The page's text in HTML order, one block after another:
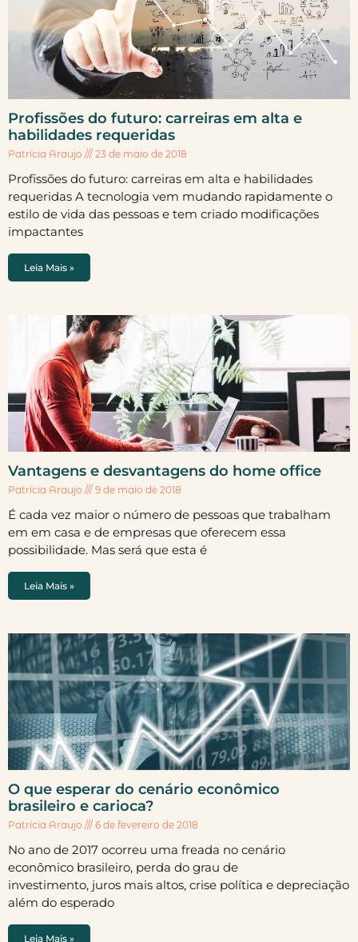
Profissões do futuro: carreiras em alta e
habilidades requeridas
Patrícia Araujo 23 de maio de 2018
Profissões do futuro: carreiras em alta e habilidades
requeridas A tecnologia vem mudando rapidamente o
estilo de vida das pessoas e tem criado modificações
impactantes
Leia Mais »
Vantagens e desvantagens do home office
Patrícia Araujo 9 de maio de 2018
É cada vez maior o número de pessoas que trabalham
em em casa e de empresas que oferecem essa
possibilidade. Mas será que esta é
Leia Mais »
O que esperar do cenário econômico
brasileiro e carioca?
Patrícia Araujo 6 de fevereiro de 2018
No ano de 2017 ocorreu uma freada no cenário
econômico brasileiro, perda do grau de
investimento, juros mais altos, crise política e depreciação
além do esperado
Leia Mais »